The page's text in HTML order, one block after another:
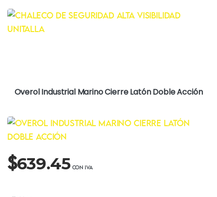
Overol Industrial Marino Cierre Latón Doble Acción
$639.45